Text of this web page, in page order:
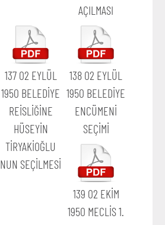
AÇILMASI
137 02 EYLÜL
1950 BELEDİYE
REİSLİĞİNE
HÜSEYİN
TİRYAKİOĞLU
NUN SEÇİLMESİ
138 02 EYLÜL
1950 BELEDİYE
ENCÜMENİ
SEÇİMİ
139 02 EKİM
1950 MECLİS 1.